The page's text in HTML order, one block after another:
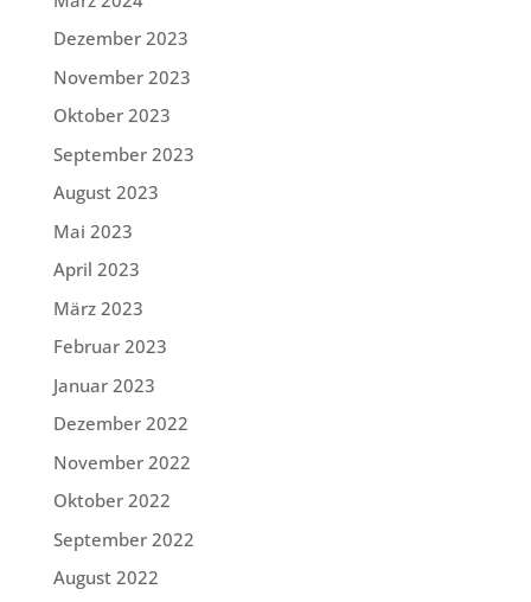
Dezember 2023
November 2023
Oktober 2023
September 2023
August 2023
Mai 2023
April 2023
März 2023
Februar 2023
Januar 2023
Dezember 2022
November 2022
Oktober 2022
September 2022
August 2022